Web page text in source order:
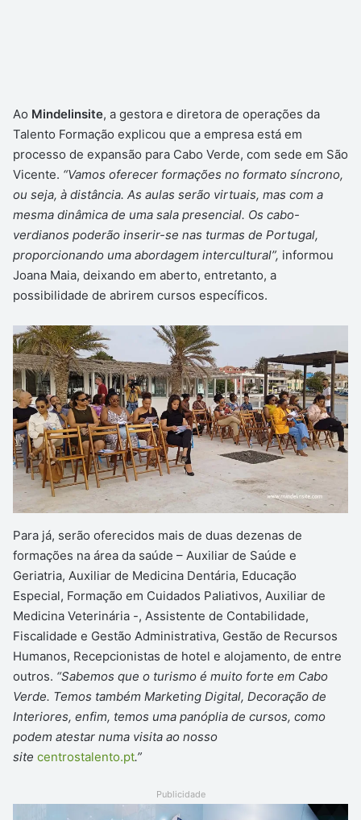
Ao Mindelinsite, a gestora e diretora de operações da
Talento Formação explicou que a empresa está em
processo de expansão para Cabo Verde, com sede em São
Vicente. “Vamos oferecer formações no formato síncrono,
ou seja, à distância. As aulas serão virtuais, mas com a
mesma dinâmica de uma sala presencial. Os cabo-
verdianos poderão inserir-se nas turmas de Portugal,
proporcionando uma abordagem intercultural”, informou
Joana Maia, deixando em aberto, entretanto, a
possibilidade de abrirem cursos específicos.
Para já, serão oferecidos mais de duas dezenas de
formações na área da saúde – Auxiliar de Saúde e
Geriatria, Auxiliar de Medicina Dentária, Educação
Especial, Formação em Cuidados Paliativos, Auxiliar de
Medicina Veterinária -, Assistente de Contabilidade,
Fiscalidade e Gestão Administrativa, Gestão de Recursos
Humanos, Recepcionistas de hotel e alojamento, de entre
outros. “Sabemos que o turismo é muito forte em Cabo
Verde. Temos também Marketing Digital, Decoração de
Interiores, enfim, temos uma panóplia de cursos, como
podem atestar numa visita ao nosso
site centrostalento.pt.”
Publicidade